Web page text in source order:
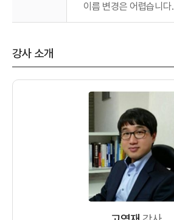
이름 변경은 어렵습니다.
강사 소개